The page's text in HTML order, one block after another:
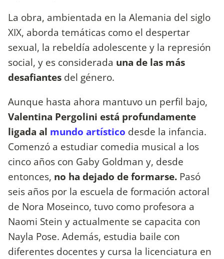
La obra, ambientada en la Alemania del siglo
XIX, aborda temáticas como el despertar
sexual, la rebeldía adolescente y la represión
social, y es considerada una de las más
desafiantes del género.
Aunque hasta ahora mantuvo un perfil bajo,
Valentina Pergolini está profundamente
ligada al mundo artístico desde la infancia.
Comenzó a estudiar comedia musical a los
cinco años con Gaby Goldman y, desde
entonces, no ha dejado de formarse. Pasó
seis años por la escuela de formación actoral
de Nora Moseinco, tuvo como profesora a
Naomi Stein y actualmente se capacita con
Nayla Pose. Además, estudia baile con
diferentes docentes y cursa la licenciatura en